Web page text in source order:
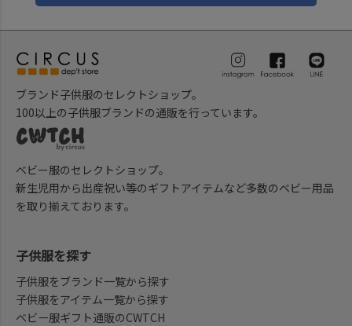
ブランド子供服のセレクトショップ。
100以上の子供服ブランドの通販を行っています。
ベビー服のセレクトショップ。
新生児用から出産祝い等のギフトアイテムなど多数のベビー用品
を取り揃えております。
子供服を探す
子供服をブランド一覧から探す
子供服をアイテム一覧から探す
ベビー服ギフト通販のCWTCH